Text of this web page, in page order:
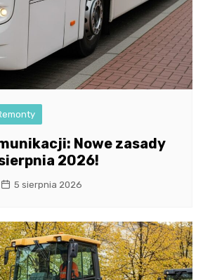
Nowe zasady
2026!
5 sierpnia 2026